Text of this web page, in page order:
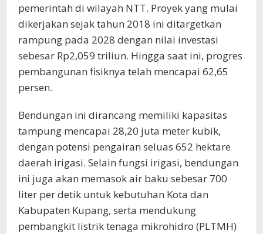
pemerintah di wilayah NTT. Proyek yang mulai
dikerjakan sejak tahun 2018 ini ditargetkan
rampung pada 2028 dengan nilai investasi
sebesar Rp2,059 triliun. Hingga saat ini, progres
pembangunan fisiknya telah mencapai 62,65
persen.
Bendungan ini dirancang memiliki kapasitas
tampung mencapai 28,20 juta meter kubik,
dengan potensi pengairan seluas 652 hektare
daerah irigasi. Selain fungsi irigasi, bendungan
ini juga akan memasok air baku sebesar 700
liter per detik untuk kebutuhan Kota dan
Kabupaten Kupang, serta mendukung
pembangkit listrik tenaga mikrohidro (PLTMH)